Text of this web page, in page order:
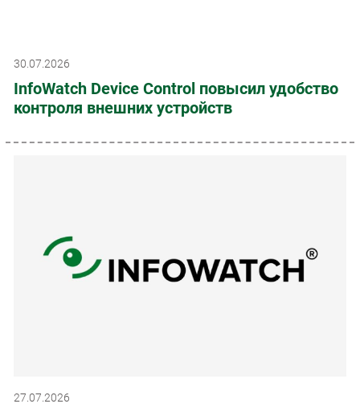
30.07.2026
InfoWatch Device Control повысил удобство
контроля внешних устройств
27.07.2026